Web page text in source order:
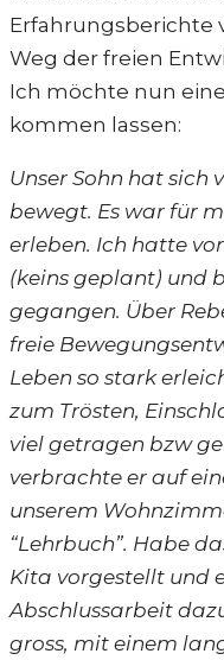
Erfahrungsberichte
Weg der freien
Ich möchte nun
kommen lassen:
Unser Sohn hat sich
bewegt. Es war für
erleben. Ich hatte
(keins geplant) und
gegangen. Über
freie
Leben so stark
zum Trösten,
viel getragen bzw
verbrachte er auf
unserem
“Lehrbuch”. Habe
Kita vorgestellt und
Abschlussarbeit
gross, mit einem